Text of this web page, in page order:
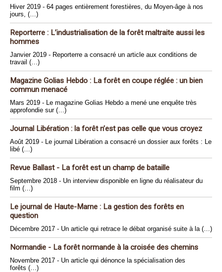
Hiver 2019 - 64 pages entièrement forestières, du Moyen-âge à nos
jours, (…)
Reporterre : L’industrialisation de la forêt maltraite aussi les
hommes
Janvier 2019 - Reporterre a consacré un article aux conditions de
travail (…)
Magazine Golias Hebdo : La forêt en coupe réglée : un bien
commun menacé
Mars 2019 - Le magazine Golias Hebdo a mené une enquête très
approfondie sur (…)
Journal Libération : la forêt n’est pas celle que vous croyez
Août 2019 - Le journal Libération a consacré un dossier aux forêts : Le
libé (…)
Revue Ballast - La forêt est un champ de bataille
Septembre 2018 - Un interview disponible en ligne du réalisateur du
film (…)
Le journal de Haute-Marne : La gestion des forêts en
question
Décembre 2017 - Un article qui retrace le débat organisé suite à la (…)
Normandie - La forêt normande à la croisée des chemins
Novembre 2017 - Un article qui dénonce la spécialisation des
forêts (…)